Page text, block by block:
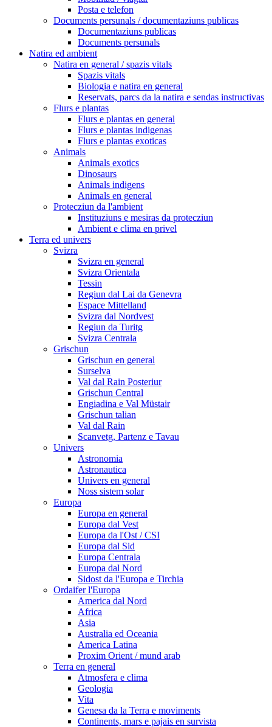
Posta e telefon
Documents persunals / documentaziuns publicas
Documentaziuns publicas
Documents persunals
Natira ed ambient
Natira en general / spazis vitals
Spazis vitals
Biologia e natira en general
Reservats, parcs da la natira e sendas instructivas
Flurs e plantas
Flurs e plantas en general
Flurs e plantas indigenas
Flurs e plantas exoticas
Animals
Animals exotics
Dinosaurs
Animals indigens
Animals en general
Protecziun da l'ambient
Instituziuns e mesiras da protecziun
Ambient e clima en privel
Terra ed univers
Svizra
Svizra en general
Svizra Orientala
Tessin
Regiun dal Lai da Genevra
Espace Mittelland
Svizra dal Nordvest
Regiun da Turitg
Svizra Centrala
Grischun
Grischun en general
Surselva
Val dal Rain Posteriur
Grischun Central
Engiadina e Val Müstair
Grischun talian
Val dal Rain
Scanvetg, Partenz e Tavau
Univers
Astronomia
Astronautica
Univers en general
Noss sistem solar
Europa
Europa en general
Europa dal Vest
Europa da l'Ost / CSI
Europa dal Sid
Europa Centrala
Europa dal Nord
Sidost da l'Europa e Tirchia
Ordaifer l'Europa
America dal Nord
Africa
Asia
Australia ed Oceania
America Latina
Proxim Orient / mund arab
Terra en general
Atmosfera e clima
Geologia
Vita
Genesa da la Terra e moviments
Continents, mars e pajais en survista